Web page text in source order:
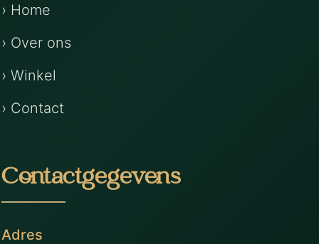
› Home
› Over ons
› Winkel
› Contact
Contactgegevens
Adres